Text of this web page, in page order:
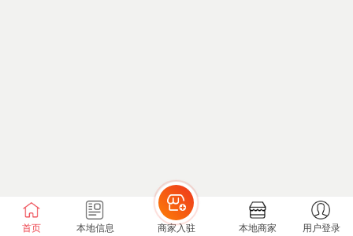
首页 本地信息 商家入驻 本地商家 用户登录